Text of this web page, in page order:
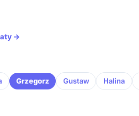
→
Grzegorz Gustaw Halina